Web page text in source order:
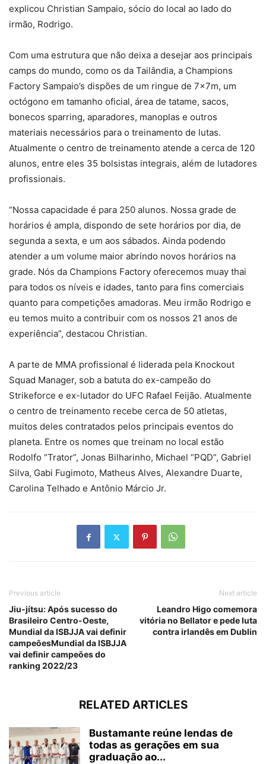
explicou Christian Sampaio, sócio do local ao lado do
irmão, Rodrigo.
Com uma estrutura que não deixa a desejar aos principais
camps do mundo, como os da Tailândia, a Champions
Factory Sampaio’s dispões de um ringue de 7x7m, um
octógono em tamanho oficial, área de tatame, sacos,
bonecos sparring, aparadores, manoplas e outros
materiais necessários para o treinamento de lutas.
Atualmente o centro de treinamento atende a cerca de 120
alunos, entre eles 35 bolsistas integrais, além de lutadores
profissionais.
“Nossa capacidade é para 250 alunos. Nossa grade de
horários é ampla, dispondo de sete horários por dia, de
segunda a sexta, e um aos sábados. Ainda podendo
atender a um volume maior abrindo novos horários na
grade. Nós da Champions Factory oferecemos muay thai
para todos os níveis e idades, tanto para fins comerciais
quanto para competições amadoras. Meu irmão Rodrigo e
eu temos muito a contribuir com os nossos 21 anos de
experiência”, destacou Christian.
A parte de MMA profissional é liderada pela Knockout
Squad Manager, sob a batuta do ex-campeão do
Strikeforce e ex-lutador do UFC Rafael Feijão. Atualmente
o centro de treinamento recebe cerca de 50 atletas,
muitos deles contratados pelos principais eventos do
planeta. Entre os nomes que treinam no local estão
Rodolfo “Trator”, Jonas Bilharinho, Michael “PQD”, Gabriel
Silva, Gabi Fugimoto, Matheus Alves, Alexandre Duarte,
Carolina Telhado e Antônio Márcio Jr.
Previous article
Jiu-jítsu: Após sucesso do
Brasileiro Centro-Oeste,
Mundial da ISBJJA vai definir
campeõesMundial da ISBJJA
vai definir campeões do
ranking 2022/23
Next article
Leandro Higo comemora
vitória no Bellator e pede luta
contra irlandês em Dublin
RELATED ARTICLES
Bustamante reúne lendas de
todas as gerações em sua
graduação ao...